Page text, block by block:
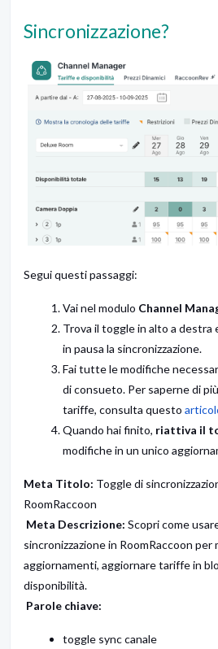
Sincronizzazione?
Segui questi passaggi:
Vai nel modulo Channel
Trova il toggle in alto a
in pausa la sincronizzazione.
Fai tutte le modifiche
di consueto. Per saperne di
tariffe, consulta questo
Quando hai finito, riattiva il
modifiche in un unico
Meta Titolo: Toggle di
RoomRaccoon
Meta Descrizione: Scopri come
sincronizzazione in RoomRaccoon
aggiornamenti, aggiornare tariffe in
disponibilità.
Parole chiave:
toggle sync canale